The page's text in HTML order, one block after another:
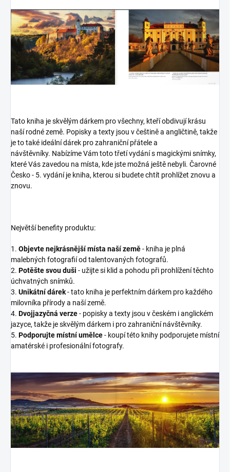
Tato kniha je skvělým dárkem pro všechny, kteří obdivují krásu
naší rodné země. Popisky a texty jsou v češtině a angličtině, takže
je to také ideální dárek pro zahraniční přátele a
návštěvníky. Nabízíme Vám toto třetí vydání s magickými snímky,
které Vás zavedou na místa, kde jste možná ještě nebyli. Čarovné
Česko - 5. vydání je kniha, kterou si budete chtít prohlížet znovu a
znovu.
Největší benefity produktu:
1. Objevte nejkrásnější místa naší země- kniha je plná
malebných fotografií od talentovaných fotografů.
2. Potěšte svou duši - užijte si klid a pohodu při prohlížení těchto
úchvatných snímků.
3. Unikátní dárek- tato kniha je perfektním dárkem pro každého
milovníka přírody a naší země.
4. Dvojjazyčná verze- popisky a texty jsou v českém i anglickém
jazyce, takže je skvělým dárkem i pro zahraniční návštěvníky.
5. Podporujte místní umělce- koupí této knihy podporujete místní
amatérské i profesionální fotografy.